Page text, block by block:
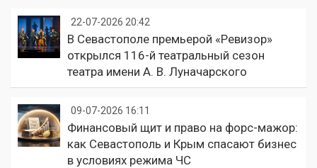
22-07-2026 20:42
В Севастополе премьерой «Ревизор»
открылся 116-й театральный сезон
театра имени А. В. Луначарского
09-07-2026 16:11
Финансовый щит и право на форс-мажор:
как Севастополь и Крым спасают бизнес
в условиях режима ЧС